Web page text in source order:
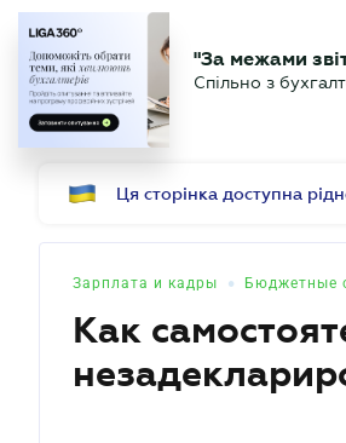
БУХГАЛТЕР Новости
"За межами
Спільно з
Ця сторінка доступна
Зарплата и кадры • Бюджетные
Как